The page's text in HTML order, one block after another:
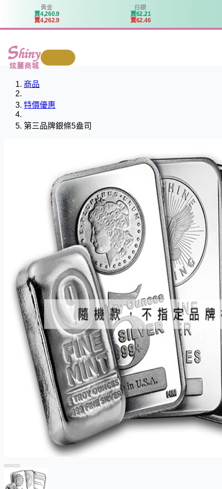
黃金
買4,260.9
賣4,262.9
白銀
買62.21
賣62.46
炫麗商城
商品
特價優惠
第三品牌銀條5盎司